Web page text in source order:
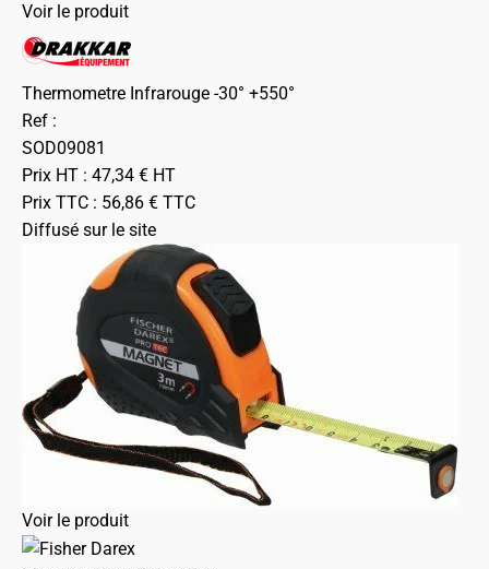
Voir le produit
Thermometre Infrarouge -30° +550°
Ref :
SOD09081
Prix HT : 47,34 € HT
Prix TTC : 56,86 € TTC
Diffusé sur le site
Voir le produit